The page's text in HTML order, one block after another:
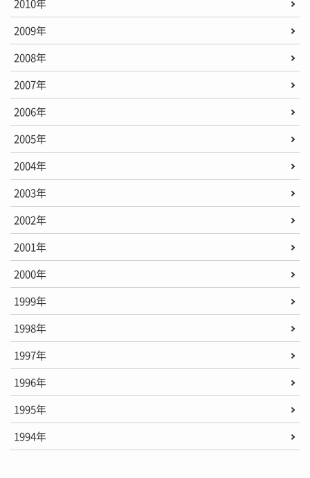
2010年
2009年
2008年
2007年
2006年
2005年
2004年
2003年
2002年
2001年
2000年
1999年
1998年
1997年
1996年
1995年
1994年